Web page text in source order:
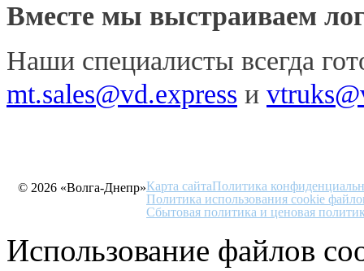
Вместе мы выстраиваем
Наши специалисты всегда
mt.sales@vd.express и
© 2026 «Волга-Днепр»Карта сайтаПолитика
Политика использования cookie
Сбытовая политика и ценовая
Использование файлов